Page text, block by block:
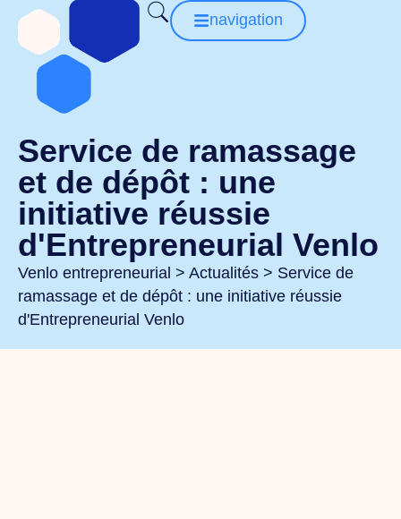
navigation
Service de ramassage
et de dépôt : une
initiative réussie
d'Entrepreneurial Venlo
Venlo entrepreneurial > Actualités > Service de
ramassage et de dépôt : une initiative réussie
d'Entrepreneurial Venlo